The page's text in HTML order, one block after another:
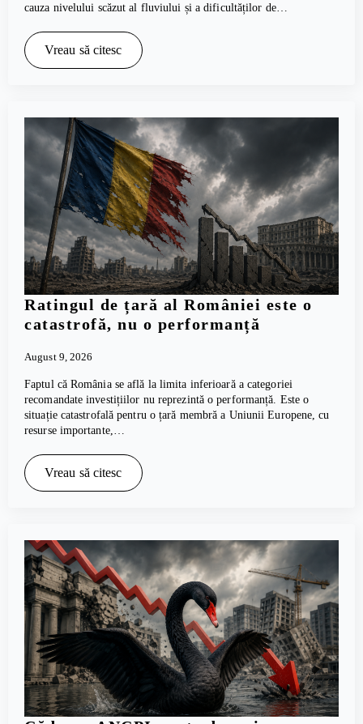
cauza nivelului scăzut al fluviului și a dificultăților de…
Vreau să citesc
Ratingul de țară al României este o
catastrofă, nu o performanță
August 9, 2026
Faptul că România se află la limita inferioară a categoriei
recomandate investițiilor nu reprezintă o performanță. Este o
situație catastrofală pentru o țară membră a Uniunii Europene, cu
resurse importante,…
Vreau să citesc